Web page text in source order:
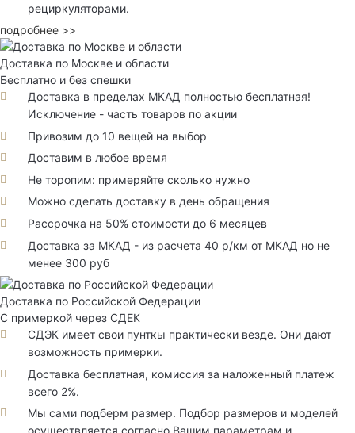
рециркуляторами.
подробнее >>
Доставка по Москве и области
Бесплатно и без спешки
Доставка в пределах МКАД полностью бесплатная!
Исключение - часть товаров по акции
Привозим до 10 вещей на выбор
Доставим в любое время
Не торопим: примеряйте сколько нужно
Можно сделать доставку в день обращения
Рассрочка на 50% стоимости до 6 месяцев
Доставка за МКАД - из расчета 40 р/км от МКАД но не
менее 300 руб
Доставка по Российской Федерации
С примеркой через СДЕК
СДЭК имеет свои пунткы практически везде. Они дают
возможность примерки.
Доставка бесплатная, комиссия за наложенный платеж
всего 2%.
Мы сами подберм размер. Подбор размеров и моделей